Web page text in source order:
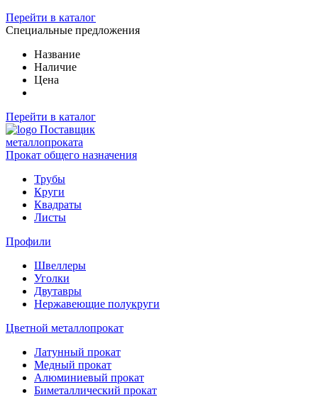
Перейти в каталог
Специальные предложения
Название
Наличие
Цена
Перейти в каталог
Поставщик
металлопроката
Прокат общего назначения
Трубы
Круги
Квадраты
Листы
Профили
Швеллеры
Уголки
Двутавры
Нержавеющие полукруги
Цветной металлопрокат
Латунный прокат
Медный прокат
Алюминиевый прокат
Биметаллический прокат